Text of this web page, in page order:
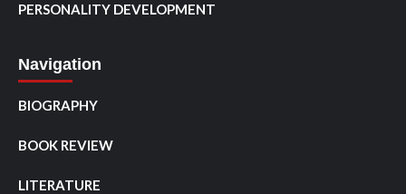
PERSONALITY DEVELOPMENT
Navigation
BIOGRAPHY
BOOK REVIEW
LITERATURE